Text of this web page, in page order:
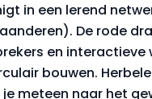
in een lerend
De rode
en interactieve
bouwen.
meteen naar het